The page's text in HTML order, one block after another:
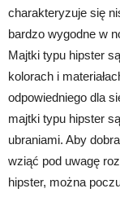
charakteryzuje się
bardzo wygodne w
Majtki typu hipster
kolorach i
odpowiedniego dla
majtki typu hipster
ubraniami. Aby
wziąć pod uwagę
hipster, można